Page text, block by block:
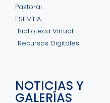
Pastoral
ESEMTIA
Biblioteca Virtual
Recursos Digitales
NOTICIAS Y
GALERÍAS